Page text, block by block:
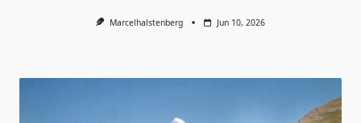
Marcelhalstenberg Jun 10, 2026